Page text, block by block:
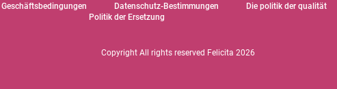
Geschäftsbedingungen Datenschutz-Bestimmungen Die politik der qualität
Politik der Ersetzung
Copyright All rights reserved Felicita 2026